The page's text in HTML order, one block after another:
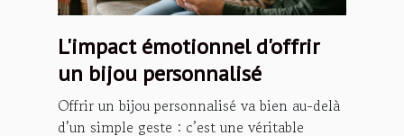
L'impact émotionnel d'offrir
un bijou personnalisé
Offrir un bijou personnalisé va bien au-delà
d’un simple geste : c’est une véritable